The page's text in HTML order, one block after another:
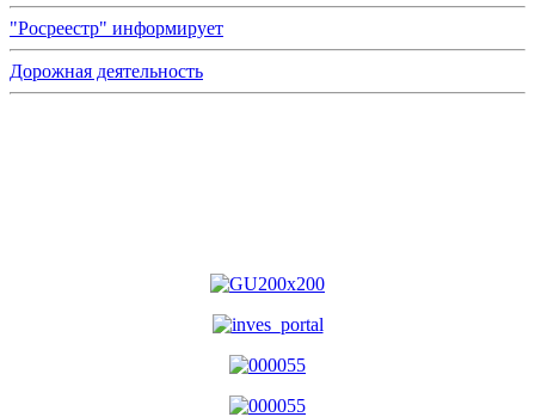
"Росреестр" информирует
Дорожная деятельность